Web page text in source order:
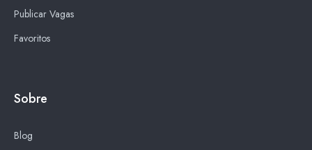
Publicar Vagas
Favoritos
Sobre
Blog